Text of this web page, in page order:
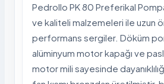
Pedrollo PK 80 Preferikal
ve kaliteli malzemeleri ile uzun
performans sergiler. Döküm
alüminyum motor kapağı ve
motor mili sayesinde dayanıklılığı